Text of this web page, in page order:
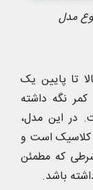
مدل
تا پایین یک
نگه داشته
در این مدل،
کلاسیک است و
که مطمئن
باشد.